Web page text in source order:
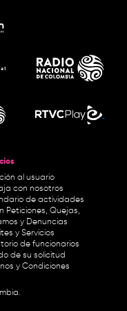
al usuario
con nosotros
de actividades
Peticiones, Quejas,
y Denuncias
y Servicios
de funcionarios
de su solicitud
y Condiciones